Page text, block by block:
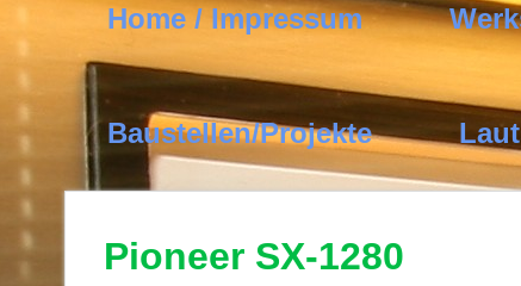
Home / Impressum
Baustellen/Projekte
Pioneer SX-1280